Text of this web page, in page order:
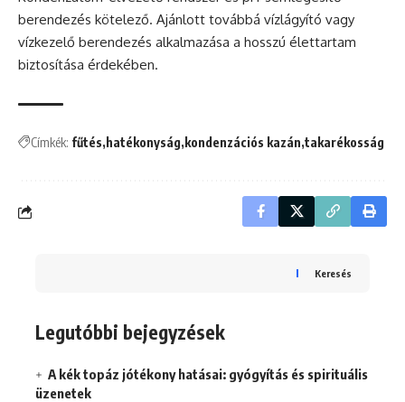
berendezés kötelező. Ajánlott továbbá vízlágyító vagy
vízkezelő berendezés alkalmazása a hosszú élettartam
biztosítása érdekében.
Címkék: fűtés hatékonyság kondenzációs kazán takarékosság
Keresés
Legutóbbi bejegyzések
A kék topáz jótékony hatásai: gyógyítás és spirituális
üzenetek